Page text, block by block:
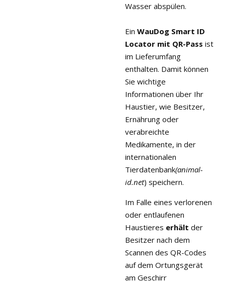
Wasser abspülen.
Ein WauDog Smart ID
Locator mit QR-Pass ist
im Lieferumfang
enthalten. Damit können
Sie wichtige
Informationen über Ihr
Haustier, wie Besitzer,
Ernährung oder
verabreichte
Medikamente, in der
internationalen
Tierdatenbank(animal-
id.net) speichern.
Im Falle eines verlorenen
oder entlaufenen
Haustieres erhält der
Besitzer nach dem
Scannen des QR-Codes
auf dem Ortungsgerät
am Geschirr